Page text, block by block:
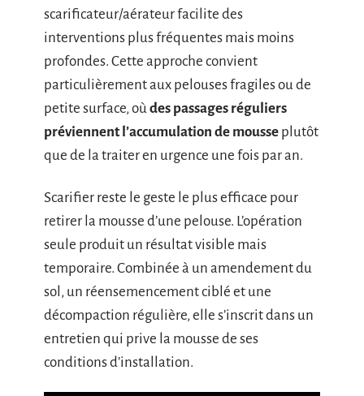
scarificateur/aérateur facilite des
interventions plus fréquentes mais moins
profondes. Cette approche convient
particulièrement aux pelouses fragiles ou de
petite surface, oùdes passages réguliers
préviennent l’accumulation de mousse plutôt
que de la traiter en urgence une fois par an.
Scarifier reste le geste le plus efficace pour
retirer la mousse d’une pelouse. L’opération
seule produit un résultat visible mais
temporaire. Combinée à un amendement du
sol, un réensemencement ciblé et une
décompaction régulière, elle s’inscrit dans un
entretien qui prive la mousse de ses
conditions d’installation.